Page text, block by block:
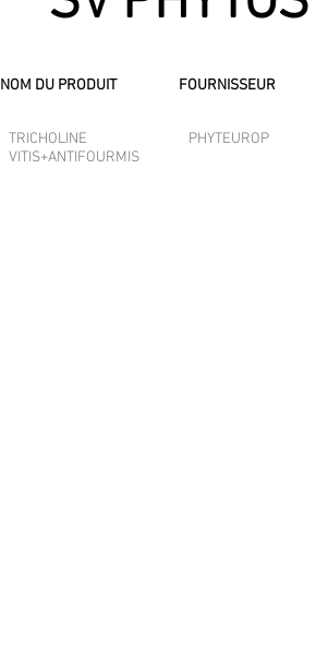
NOM DU PRODUIT FOURNISSEUR
TRICHOLINE
VITIS+ANTIFOURMIS
PHYTEUROP